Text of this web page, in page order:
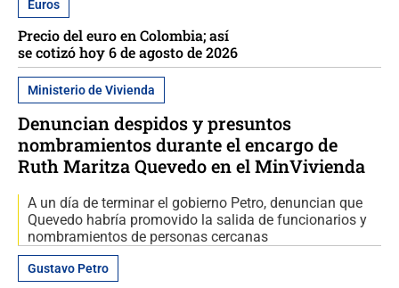
Euros
Precio del euro en Colombia; así
se cotizó hoy 6 de agosto de 2026
Ministerio de Vivienda
Denuncian despidos y presuntos
nombramientos durante el encargo de
Ruth Maritza Quevedo en el MinVivienda
A un día de terminar el gobierno Petro, denuncian que
Quevedo habría promovido la salida de funcionarios y
nombramientos de personas cercanas
Gustavo Petro